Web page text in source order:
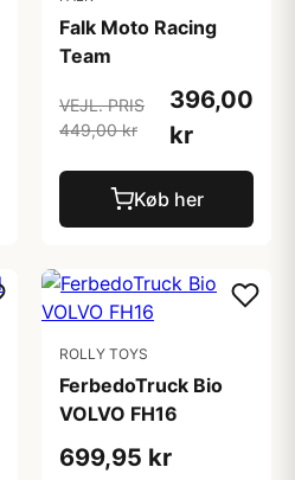
Falk Moto Racing
Team
VEJL. PRIS
449,00 kr
396,00
kr
Køb her
ROLLY TOYS
FerbedoTruck Bio
VOLVO FH16
699,95 kr